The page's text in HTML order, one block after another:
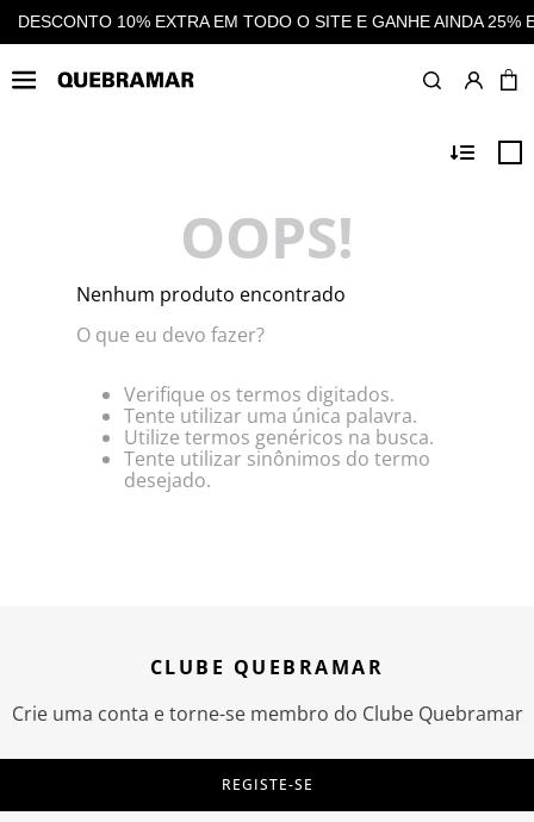
O SITE E GANHE AINDA 25% EM CASHBACK EM TODAS AS
OOPS!
Nenhum produto encontrado
O que eu devo fazer?
Verifique os termos digitados.
Tente utilizar uma única palavra.
Utilize termos genéricos na busca.
Tente utilizar sinônimos do termo
desejado.
CLUBE QUEBRAMAR
Crie uma conta e torne-se membro do Clube Quebramar
REGISTE-SE